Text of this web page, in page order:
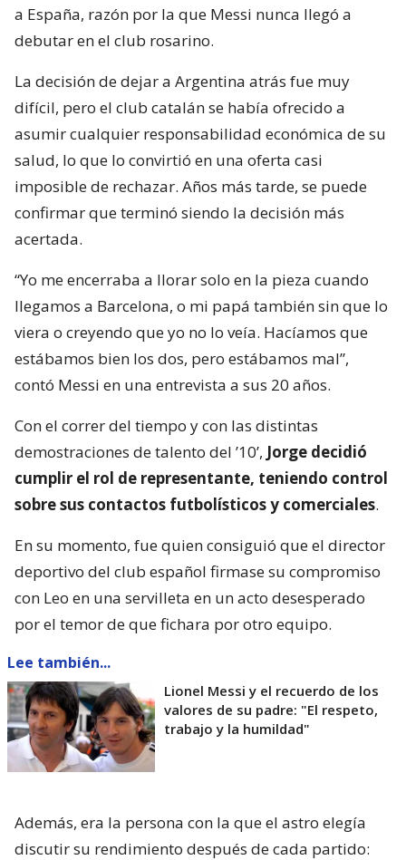
a España, razón por la que Messi nunca llegó a
debutar en el club rosarino.
La decisión de dejar a Argentina atrás fue muy
difícil, pero el club catalán se había ofrecido a
asumir cualquier responsabilidad económica de su
salud, lo que lo convirtió en una oferta casi
imposible de rechazar. Años más tarde, se puede
confirmar que terminó siendo la decisión más
acertada.
“Yo me encerraba a llorar solo en la pieza cuando
llegamos a Barcelona, o mi papá también sin que lo
viera o creyendo que yo no lo veía. Hacíamos que
estábamos bien los dos, pero estábamos mal”,
contó Messi en una entrevista a sus 20 años.
Con el correr del tiempo y con las distintas
demostraciones de talento del ’10’, Jorge decidió
cumplir el rol de representante, teniendo control
sobre sus contactos futbolísticos y comerciales.
En su momento, fue quien consiguió que el director
deportivo del club español firmase su compromiso
con Leo en una servilleta en un acto desesperado
por el temor de que fichara por otro equipo.
Lee también...
Lionel Messi y el recuerdo de los
valores de su padre: "El respeto,
trabajo y la humildad"
Además, era la persona con la que el astro elegía
discutir su rendimiento después de cada partido: